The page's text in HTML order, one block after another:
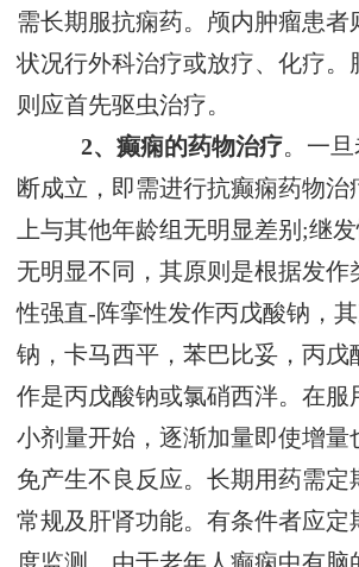
需长期服抗痫药。颅内肿瘤患者
状况行外科治疗或放疗、化疗。
则应首先驱虫治疗。
2、癫痫的药物治疗。一
断成立，即需进行抗癫痫药物治
上与其他年龄组无明显差别;继
无明显不同，其原则是根据发作
性强直-阵挛性发作丙戊酸钠，
钠，卡马西平，苯巴比妥，丙戊
作是丙戊酸钠或氯硝西泮。在服
小剂量开始，逐渐加量即使增量
免产生不良反应。长期用药需定
常规及肝肾功能。有条件者应定